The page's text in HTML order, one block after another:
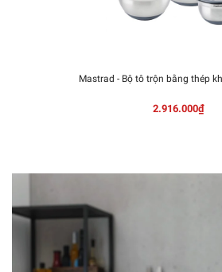
Mastrad - Bộ tô trộn bằng thép
2.916.000₫